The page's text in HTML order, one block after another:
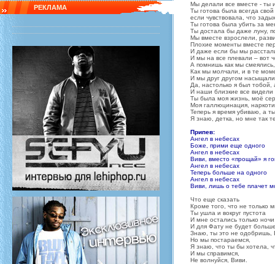
РЕКЛАМА
Мы делали все вместе - ты
Ты готова была всегда
если чувствовала, что
Ты готова была убить за
Ты достала бы даже луну,
Мы вместе взрослели,
Плохие моменты вместе
И даже если бы мы
И мы на все плевали – вот
А помнишь как мы смеялись,
Как мы молчали, и в те
И мы друг другом
Да, настолько я был
И наши близкие все видели
Ты была моя жизнь, моё
Моя галлюцинация,
Теперь я время убиваю, а
Я знаю, детка, но мне так
Припев:
Ангел в небесах
Боже, прими еще одного
Ангел в небесах
Виви, вместо «прощай» я
Ангел в небесах
Теперь больше на одного
Ангел в небесах
Виви, лишь о тебе плачет
Что еще сказать
Кроме того, что не только
Ты ушла и вокруг пустота
И мне остались только
И для Фату не будет
Знаю, ты это не одобришь,
Но мы постараемся,
Я знаю, что ты бы хотела,
И мы справимся,
Не волнуйся, Виви.